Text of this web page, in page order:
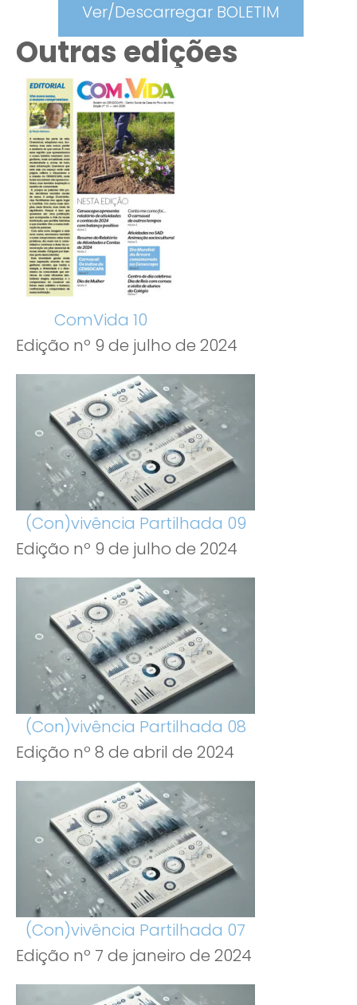
Ver/Descarregar BOLETIM
Outras edições
ComVida 10
Edição nº 9 de julho de 2024
(Con)vivência Partilhada 09
Edição nº 9 de julho de 2024
(Con)vivência Partilhada 08
Edição nº 8 de abril de 2024
(Con)vivência Partilhada 07
Edição nº 7 de janeiro de 2024